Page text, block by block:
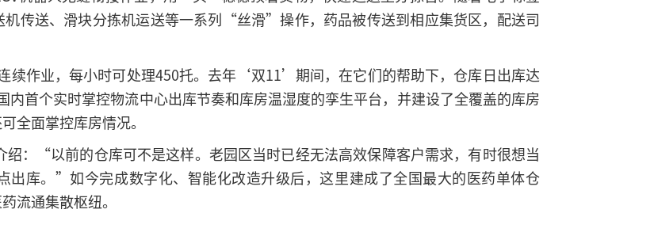
传送、滑块分拣机运送等一系列“丝滑”操作，药品被传送到相应集货区，配送司
续作业，每小时可处理450托。去年‘双11’期间，在它们的帮助下，仓库日出库达
首个实时掌控物流中心出库节奏和库房温湿度的孪生平台，并建设了全覆盖的库房
全面掌控库房情况。
：“以前的仓库可不是这样。老园区当时已经无法高效保障客户需求，有时很想当
出库。”如今完成数字化、智能化改造升级后，这里建成了全国最大的医药单体仓
流通集散枢纽。